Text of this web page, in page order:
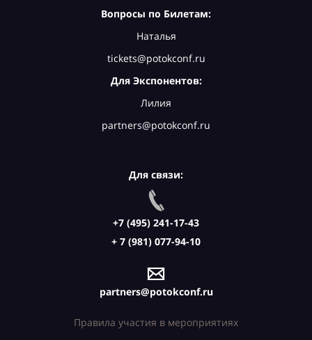
Вопросы по Билетам:
Наталья
tickets@potokconf.ru
Для Экспонентов:
Лилия
partners@potokconf.ru
Для связи:
+7 (495) 241-17-43
+ 7 (981) 077-94-10
partners@potokconf.ru
Правила участия в мероприятиях